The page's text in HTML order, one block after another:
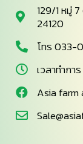
129/1 หมู่
24120
โทร 033-
เวลาทำกา
Asia